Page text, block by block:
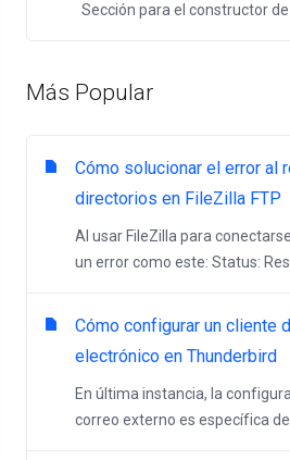
Sección para el constructor
Más Popular
Cómo solucionar el error al
directorios en FileZilla FTP
Al usar FileZilla para
un error como este: Status:
Cómo configurar un cliente
electrónico en Thunderbird
En última instancia, la
correo externo es específica del